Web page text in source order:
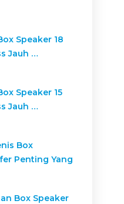
Speaker 18
Jauh …
Speaker 15
Jauh …
Box
Penting Yang
Box Speaker